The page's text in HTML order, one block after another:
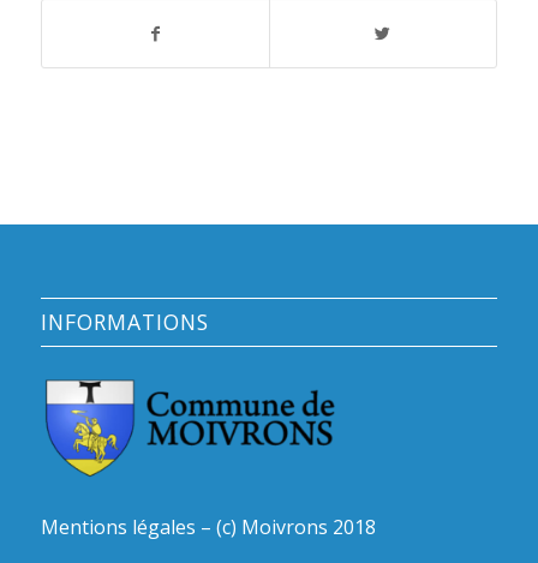
INFORMATIONS
Mentions légales – (c) Moivrons 2018